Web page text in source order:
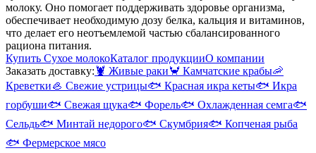
молоку. Оно помогает поддерживать здоровье организма,
обеспечивает необходимую дозу белка, кальция и витаминов,
что делает его неотъемлемой частью сбалансированного
рациона питания.
Купить Сухое молокоКаталог продукцииО компании
Заказать доставку: 🦞 Живые раки🦀 Камчатские крабы🦐
Креветки🦪 Свежие устрицы🐟 Красная икра кеты🐟 Икра
горбуши🐟 Свежая щука🐟 Форель🐟 Охлажденная семга🐟
Сельдь🐟 Минтай недорого🐟 Скумбрия🐟 Копченая рыба
🐟 Фермерское мясо